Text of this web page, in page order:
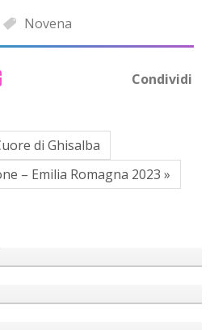
Novena
Condividi
di Ghisalba
– Emilia Romagna 2023 »